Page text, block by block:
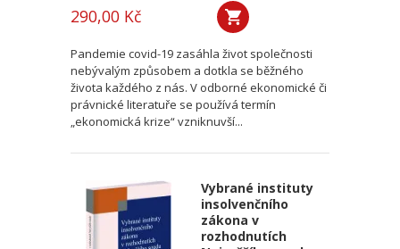
290,00 Kč
Pandemie covid-19 zasáhla život společnosti
nebývalým způsobem a dotkla se běžného
života každého z nás. V odborné ekonomické či
právnické literatuře se používá termín
„ekonomická krize“ vzniknuvší...
Vybrané instituty
insolvenčního
zákona v
rozhodnutích